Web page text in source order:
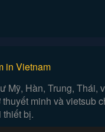
in Vietnam
Hàn, Trung, Thái,
minh và vietsub
thiết bị.